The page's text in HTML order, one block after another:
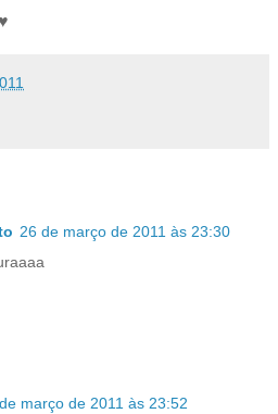
26 de março de 2011 às 23:30
março de 2011 às 23:52